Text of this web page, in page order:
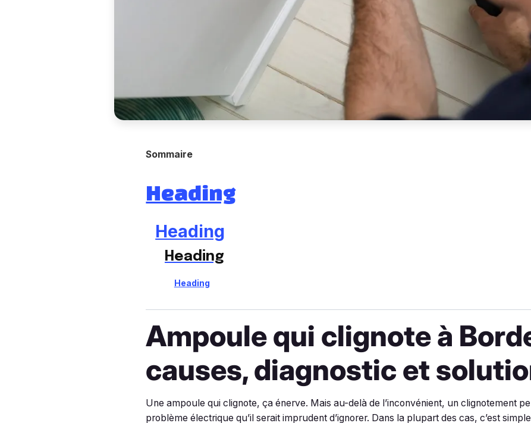
Sommaire
Heading
Heading
Heading
Heading
Ampoule qui clignote à
causes, diagnostic et
Une ampoule qui clignote, ça énerve. Mais au-delà de l’inconvénient, un clignotement
problème électrique qu’il serait imprudent d’ignorer. Dans la plupart des cas, c’est